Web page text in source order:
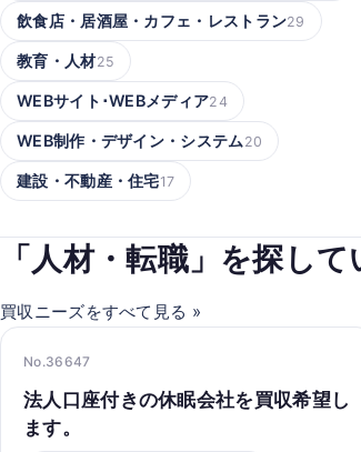
飲食店・居酒屋・カフェ・レストラン29
教育・人材25
WEBサイト･WEBメディア24
WEB制作・デザイン・システム 20
建設・不動産・住宅17
「人材・転職」を探し
買収ニーズをすべて見る »
No.36647
法人口座付きの休眠会社を買収希望し
ます。